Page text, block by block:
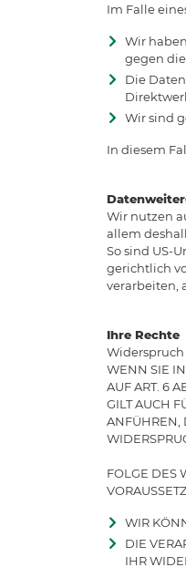
Im Falle
Wir
gegen
Die
Wir sind
In diesem
Wir nutzen
allem
So sind US-
gerichtlich
verarbeiten,
Ihre Rechte
WENN SIE
AUF ART. 6
GILT AUCH
ANFÜHREN,
FOLGE DES
WIR
DIE
IHR